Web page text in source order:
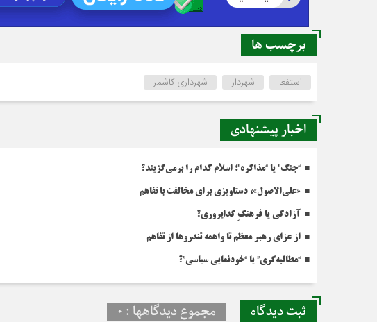
برچسب ها
استفعا شهردار شهرداری کاشمر
اخبار پیشنهادی
“جنگ” یا “مذاکره”؛ اسلام کدام را برمی‌گزیند؟
«علی‌الاصول»، دستاویزی برای مخالفت با تفاهم
آزادگی یا فرهنگِ گداپروری؟
از عزای رهبر معظم تا واهمه تندروها از تفاهم
“مطالبه‌گری” یا “خودنمایی سیاسی”؟
ثبت دیدگاه مجموع دیدگاهها : 0